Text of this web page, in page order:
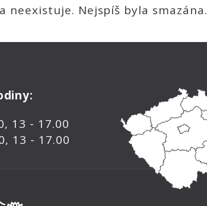
neexistuje. Nejspíš byla smazána.
13 - 17.00
13 - 17.00